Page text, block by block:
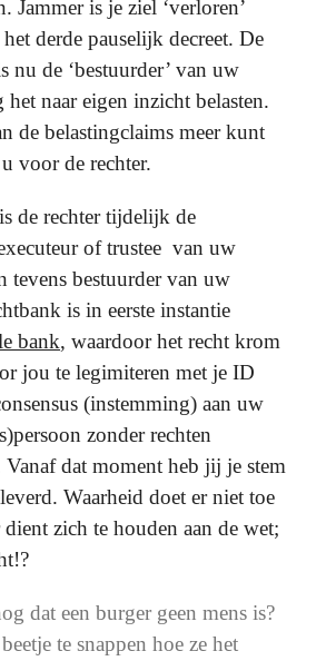
Jammer is je ziel ‘verloren’
derde pauselijk decreet. De
nu de ‘bestuurder’ van uw
het naar eigen inzicht belasten.
de belastingclaims meer kunt
voor de rechter.
de rechter tijdelijk de
of trustee van uw
tevens bestuurder van uw
is in eerste instantie
bank, waardoor het recht krom
jou te legimiteren met je ID
(instemming) aan uw
zonder rechten
Vanaf dat moment heb jij je stem
Waarheid doet er niet toe
zich te houden aan de wet;
dat een burger geen mens is?
te snappen hoe ze het